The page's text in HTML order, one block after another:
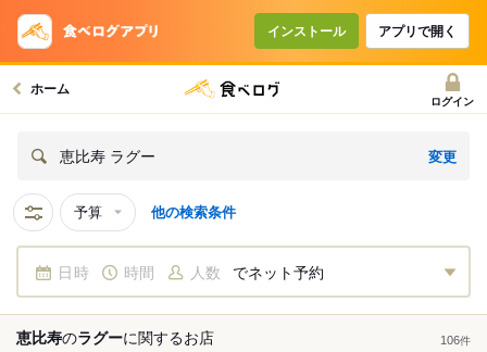
インストール アプリで開く
ホーム
ログイン
恵比寿 ラグー 変更
予算 他の検索条件
日時 時間 人数 でネット予約
恵比寿のラグーに関するお店 106件